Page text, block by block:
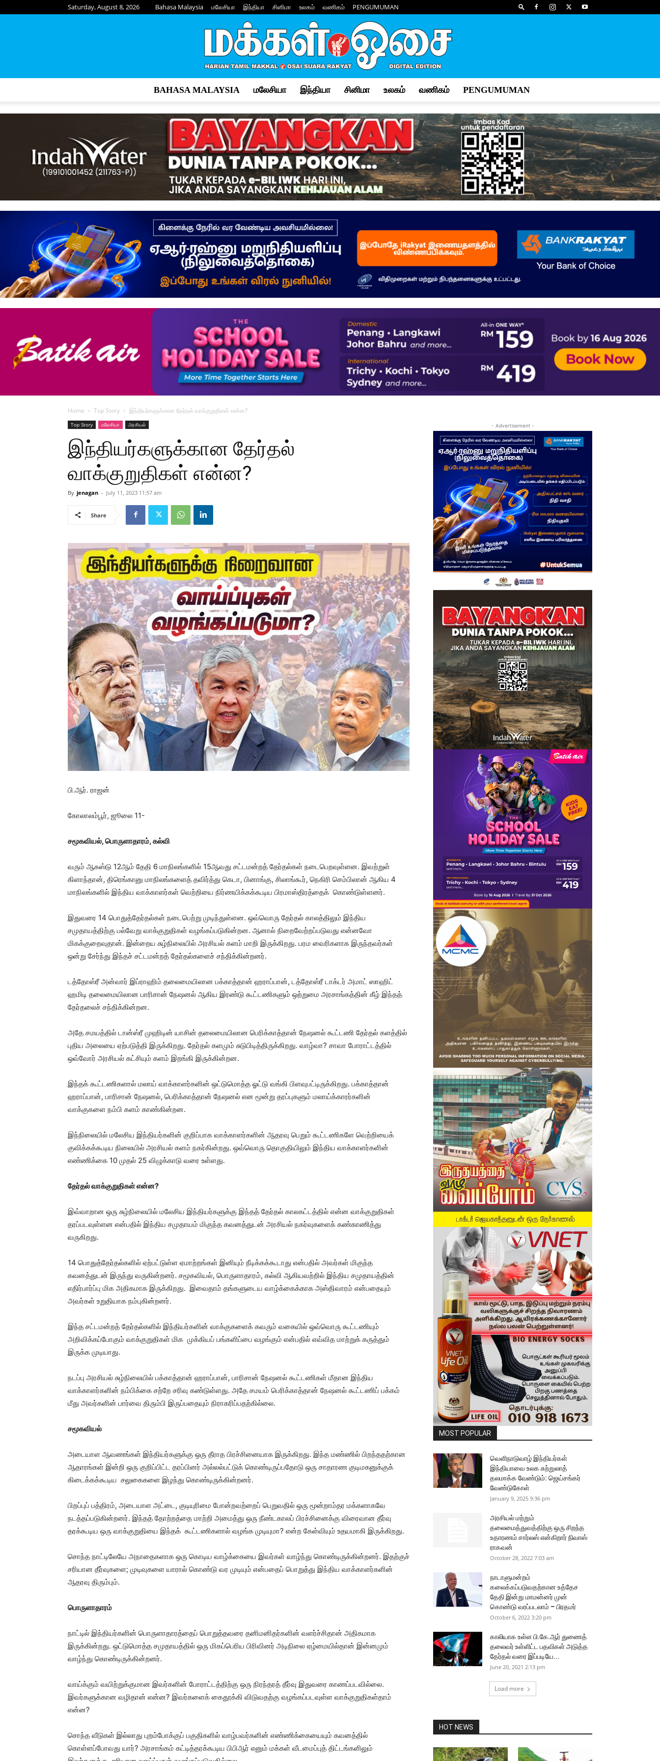
Saturday, August 8, 2026 Bahasa Malaysia மலேசியா இந்தியா சினிமா உலகம் வணிகம் PENGUMUMAN
Osai
–
மக்கள்
BAHASA MALAYSIA மலேசியா இந்தியா சினிமா உலகம் வணிகம் PENGUMUMAN
Home Top Story இந்தியர்களுக்கான தேர்தல் வாக்குறுதிகள் என்ன?
Top Story மலேசியா அரசியல்
இந்தியர்களுக்கான தேர்தல்
வாக்குறுதிகள் என்ன?
By jenagan - July 11, 2023 11:57 am
Share
பி.ஆர். ராஜன்
கோலாலம்பூர், ஜூலை 11-
சமூகவியல், பொருளாதாரம், கல்வி
வரும் ஆகஸ்டு 12ஆம் தேதி 6 மாநிலங்களில் 15ஆவது சட்டமன்றத் தேர்தல்கள் நடைபெறவுள்ளன. இவற்றுள்
கிளாந்தான், திரெங்கானு மாநிலங்களைத் தவிர்த்து கெடா, பினாங்கு, சிலாங்கூர், நெகிரி செம்பிலான் ஆகிய 4
மாநிலங்களில் இந்திய வாக்காளர்கள் வெற்றியை நிர்ணயிக்கக்கூடிய பிரமாஸ்திரத்தைக் கொண்டுள்ளனர்.
இதுவரை 14 பொதுத்தேர்தல்கள் நடைபெற்று முடிந்துள்ளன. ஒவ்வொரு தேர்தல் காலத்திலும் இந்திய
சமுதாயத்திற்கு பல்வேறு வாக்குறுதிகள் வழங்கப்படுகின்றன. ஆனால் நிறைவேற்றப்படுவது என்னவோ
மிகக்குறைவுதான். இன்றைய சுழ்நிலையில் அரசியல் களம் மாறி இருக்கிறது. பரம வைரிகளாக இருந்தவர்கள்
ஒன்று சேர்ந்து இந்தச் சட்டமன்றத் தேர்தல்களைச் சந்திக்கின்றனர்.
டத்தோஸ்ரீ அன்வார் இப்ராஹிம் தலைமையிலான பக்காத்தான் ஹராப்பான், டத்தோஸ்ரீ டாக்டர் அமாட் ஸாஹிட்
ஹமிடி தலைமையிலான பாரிசான் நேஷனல் ஆகிய இரண்டு கூட்டணிகளும் ஒற்றுமை அரசாங்கத்தின் கீழ் இந்தத்
தேர்தலைச் சந்திக்கின்றன.
அதே சமயத்தில் டான்ஸ்ரீ முஹிடின் யாசின் தலைமையிலான பெரிக்காத்தான் நேஷனல் கூட்டணி தேர்தல் களத்தில்
புதிய அலையை ஏற்படுத்தி இருக்கிறது. தேர்தல் களமும் சுடுபிடித்திருக்கிறது. வாழ்வா? சாவா போராட்டத்தில்
ஒவ்வோர் அரசியல் கட்சியும் களம் இறங்கி இருக்கின்றன.
இந்தக் கூட்டணிகளால் மலாய் வாக்காளர்களின் ஒட்டுமொத்த ஓட்டு வங்கி பிளவுபட்டிருக்கிறது. பக்காத்தான்
ஹராப்பான், பாரிசான் நேஷனல், பெரிக்காத்தான் நேஷனல் என மூன்று தரப்புகளும் மலாய்க்காரர்களின்
வாக்குகளை நம்பி களம் காண்கின்றன.
இந்நிலையில் மலேசிய இந்தியர்களின் குறிப்பாக வாக்காளர்களின் ஆதரவு பெறும் கூட்டணிகளே வெற்றியைக்
குவிக்கக்கூடிய நிலையில் அரசியல் களம் நகர்கின்றது. ஒவ்வொரு தொகுதியிலும் இந்திய வாக்காளர்களின்
எண்ணிக்கை 10 முதல் 25 விழுக்காடு வரை உள்ளது.
தேர்தல் வாக்குறுதிகள் என்ன?
இவ்வாறான ஒரு சுழ்நிலையில் மலேசிய இந்தியர்களுக்கு இந்தத் தேர்தல் காலகட்டத்தில் என்ன வாக்குறுதிகள்
தரப்படவுள்ளன என்பதில் இந்திய சமுதாயம் மிகுந்த கவனத்துடன் அரசியல் நகர்வுகளைக் கண்காணித்து
வருகிறது.
14 பொதுத்தேர்தல்களில் ஏற்பட்டுள்ள ஏமாற்றங்கள் இனியும் நீடிக்கக்கூடாது என்பதில் அவர்கள் மிகுந்த
கவனத்துடன் இருந்து வருகின்றனர். சமூகவியல், பொருளாதாரம், கல்வி ஆகியவற்றில் இந்திய சமுதாயத்தின்
எதிர்பார்ப்பு மிக அதிகமாக இருக்கிறது. இவைதாம் தங்களுடைய வாழ்க்கைக்காக அஸ்திவாரம் என்பதையும்
அவர்கள் உறுதியாக நம்புகின்றனர்.
இந்த சட்டமன்றத் தேர்தல்களில் இந்தியர்களின் வாக்குகளைக் கவரும் வகையில் ஒவ்வொரு கூட்டணியும்
அறிவிக்கப்போகும் வாக்குறுதிகள் மிக முக்கியப் பங்களிப்பை வழங்கும் என்பதில் எவ்வித மாற்றுக் கருத்தும்
இருக்க முடியாது.
நடப்பு அரசியல் சுழ்நிலையில் பக்காத்தான் ஹராப்பான், பாரிசான் நேஷனல் கூட்டணிகள் மீதான இந்திய
வாக்காளர்களின் நம்பிக்கை சற்றே சரிவு கண்டுள்ளது. அதே சமயம் பெரிக்காத்தான் நேஷனல் கூட்டணிப் பக்கம்
மீது அவர்களின் பார்வை திரும்பி இருப்பதையும் நிராகரிப்பதற்கில்லை.
சமூகவியல்
அடையாள ஆவணங்கள் இந்தியர்களுக்கு ஒரு தீராத பிரச்சினையாக இருக்கிறது. இந்த மண்ணில் பிறந்ததற்கான
ஆதாரங்கள் இன்றி ஒரு குறிப்பிட்ட தரப்பினர் அல்லல்பட்டுக் கொண்டிருப்பதோடு ஒரு சாதாரண குடிமகனுக்குக்
கிடைக்கக்கூடிய சலுகைகளை இழந்து கொண்டிருக்கின்றனர்.
பிறப்புப் பத்திரம், அடையாள அட்டை, குடியுரிமை போன்றவற்றைப் பெறுவதில் ஒரு மூன்றாம்தர மக்களாகவே
நடத்தப்படுகின்றனர். இந்தத் தோற்றத்தை மாற்றி அமைத்து ஒரு நீண்டகாலப் பிரச்சினைக்கு விரைவான தீர்வு
தரக்கூடிய ஒரு வாக்குறுதியை இந்தக் கூட்டணிகளால் வழங்க முடியுமா? என்ற கேள்வியும் உதயமாகி இருக்கிறது.
சொந்த நாட்டிலேயே அநாதைகளாக ஒரு கொடிய வாழ்க்கையை இவர்கள் வாழ்ந்து கொண்டிருக்கின்றனர். இதற்குச்
சரியான தீர்வுகளை; முடிவுகளை யாரால் கொண்டு வர முடியும் என்பதைப் பொறுத்து இந்திய வாக்காளர்களின்
ஆதரவு திரும்பும்.
பொருளாதாரம்
நாட்டில் இந்தியர்களின் பொருளாதாரத்தைப் பொறுத்தவரை தனிமனிதர்களின் வளர்ச்சிதான் அதிகமாக
இருக்கின்றது. ஒட்டுமொத்த சமுதாயத்தில் ஒரு மிகப்பெரிய பிரிவினர் அடிநிலை ஏழ்மையில்தான் இன்னமும்
வாழ்ந்து கொண்டிருக்கின்றனர்.
வாய்க்கும் வயிற்றுக்குமான இவர்களின் போராட்டத்திற்கு ஒரு நிரந்தரத் தீர்வு இதுவரை காணப்படவில்லை.
இவர்களுக்கான வழிதான் என்ன? இவர்களைக் கைதூக்கி விடுவதற்கு வழங்கப்படவுள்ள வாக்குறுதிகள்தாம்
என்ன?
சொந்த வீடுகள் இல்லாது புறம்போக்குப் பகுதிகளில் வாழ்பவர்களின் எண்ணிக்கையையும் கவனத்தில்
கொள்ளப்போவது யார்? அரசாங்கம் கட்டித்தரக்கூடிய பிபிஆர் எனும் மக்கள் வீடமைப்புத் திட்டங்களிலும்
- Advertisement -
MOST POPULAR
வெளிநாடுவாழ் இந்தியர்கள்
இந்தியாவை உலக சுற்றுலாத்
தலமாக்க வேண்டும்: ஜெய்சங்கர்
வேண்டுகோள்
January 9, 2025 9:36 pm
அரசியல் மற்றும்
தலைமைத்துவத்திற்கு ஒரு சிறந்த
உதாரணம் சார்லஸ் என்கிறார் நிவாஸ்
ராகவன்
October 28, 2022 7:03 am
நாடாளுமன்றம்
கலைக்கப்படுவதற்கான உத்தேச
தேதி இன்று மாமன்னர் முன்
கொண்டு வரப்படலாம் – பிரதமர்
October 6, 2022 3:20 pm
காலியாக உள்ள பி.கே.ஆர் துணைத்
தலைவர் உள்ளிட்ட பதவிகள் அடுத்த
தேர்தல் வரை இப்படியே...
June 20, 2021 2:13 pm
Load more
HOT NEWS